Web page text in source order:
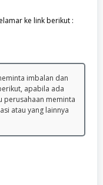
ke link berikut :
imbalan dan
apabila ada
perusahaan meminta
atau yang lainnya